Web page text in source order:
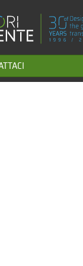
tecnologiche